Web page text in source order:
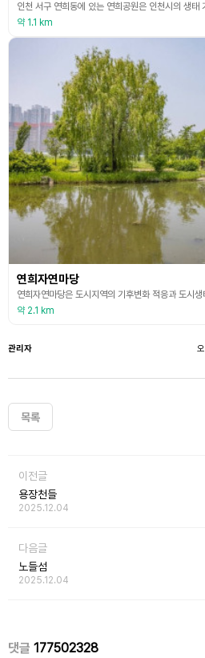
약 1.1 km
연희자연마당
약 2.1 km
관리자
목록
이전글
용장천들
2025.12.04
다음글
노들섬
2025.12.04
댓글 177502328